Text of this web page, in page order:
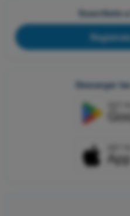
Suscríbete
Descargar